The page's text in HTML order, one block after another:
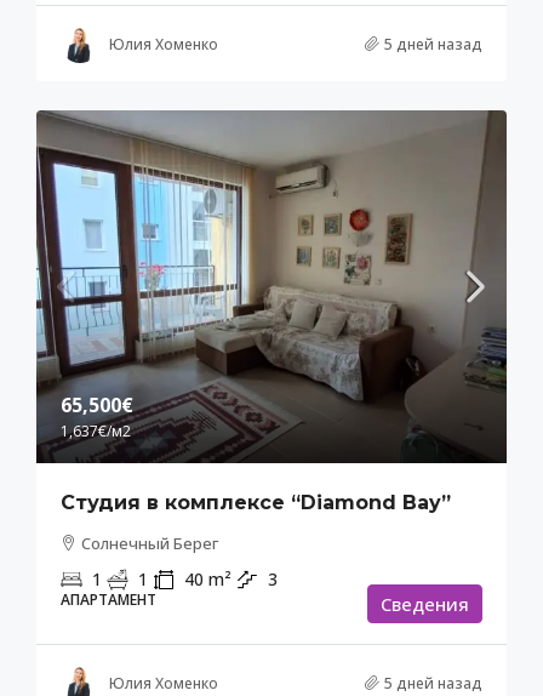
Юлия Хоменко 5 дней назад
65,500€
1,637€/м2
Студия в комплексе “Diamond Bay”
Солнечный Берег
1 1 40 m² 3
АПАРТАМЕНТ Cведения
Юлия Хоменко 5 дней назад